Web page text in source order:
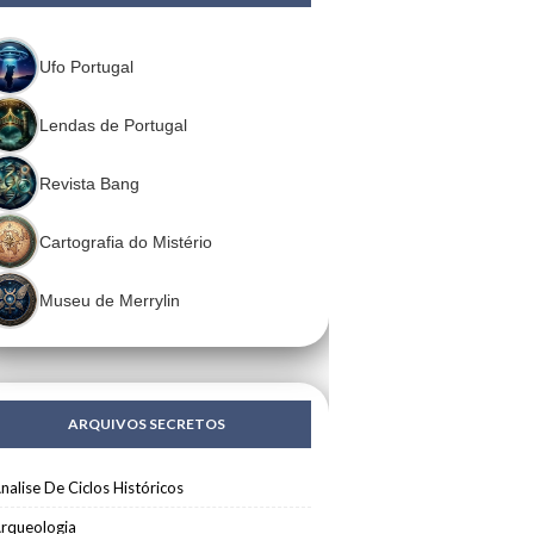
Ufo Portugal
Lendas de Portugal
Revista Bang
Cartografia do Mistério
Museu de Merrylin
ARQUIVOS SECRETOS
De Ciclos Históricos